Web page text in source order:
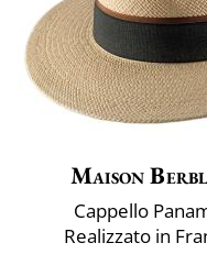
Maison
Cappello
Realizzato in